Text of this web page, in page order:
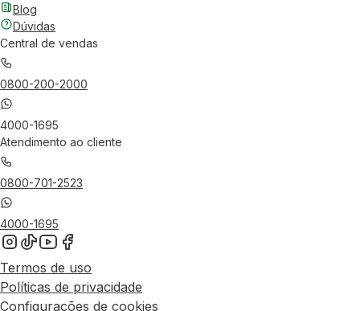
Blog
Dúvidas
Central de vendas
0800-200-2000
4000-1695
Atendimento ao cliente
0800-701-2523
4000-1695
Termos de uso
Políticas de privacidade
Configurações de cookies